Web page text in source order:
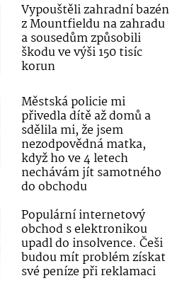
Vypouštěli zahradní bazén
z Mountfieldu na zahradu
a sousedům způsobili
škodu ve výši 150 tisíc
korun
Městská policie mi
přivedla dítě až domů a
sdělila mi, že jsem
nezodpovědná matka,
když ho ve 4 letech
nechávám jít samotného
do obchodu
Populární internetový
obchod s elektronikou
upadl do insolvence. Češi
budou mít problém získat
své peníze při reklamaci